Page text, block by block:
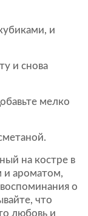
и
и снова
мелко
на костре в
и ароматом,
о
что
любовь и